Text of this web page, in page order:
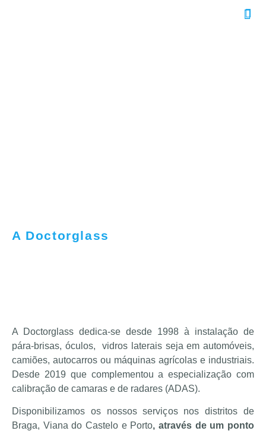
A Doctorglass
A Doctorglass dedica-se desde 1998 à instalação de
pára-brisas, óculos, vidros laterais seja em automóveis,
camiões, autocarros ou máquinas agrícolas e industriais.
Desde 2019 que complementou a especialização com
calibração de camaras e de radares (ADAS).
Disponibilizamos os nossos serviços nos distritos de
Braga, Viana do Castelo e Porto, através de um ponto